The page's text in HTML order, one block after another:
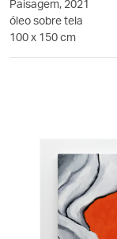
Paisagem, 2021
óleo sobre tela
100 x 150 cm